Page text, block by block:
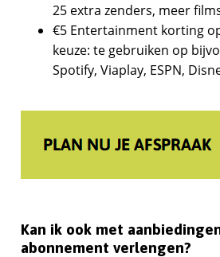
25 extra zenders, meer
€5 Entertainment korting
keuze: te gebruiken op
Spotify, Viaplay, ESPN,
Kan ik ook met
abonnement verlengen?